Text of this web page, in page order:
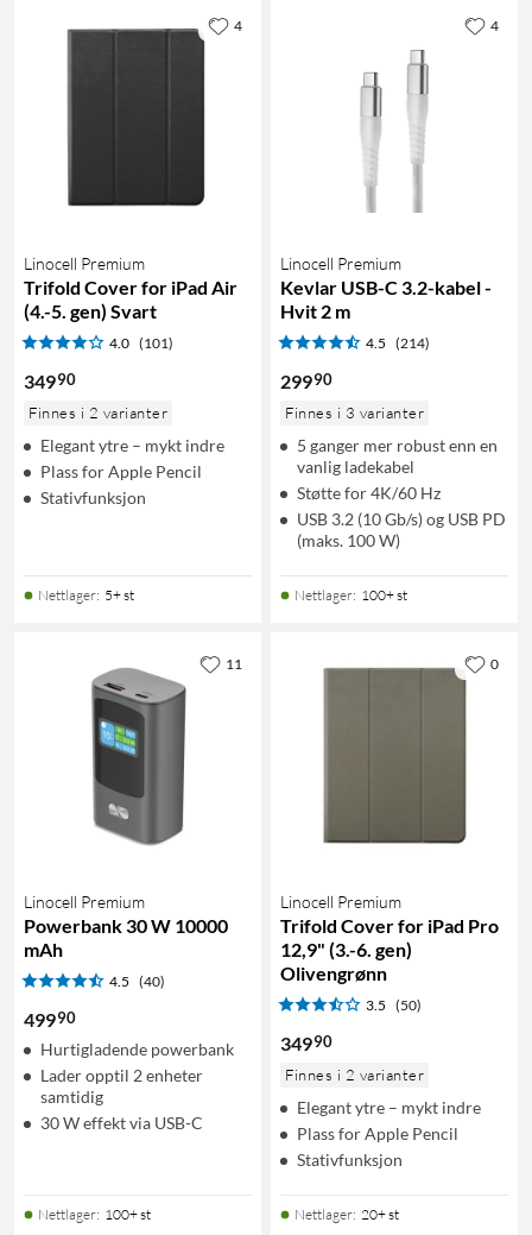
Linocell Premium
Trifold Cover for iPad Air
(4.-5. gen) Svart
4.0 (101)
34990
Finnes i 2 varianter
Elegant ytre – mykt indre
Plass for Apple Pencil
Stativfunksjon
Nettlager: 5+ st
4
Linocell Premium
Kevlar USB-C 3.2-kabel -
Hvit 2 m
4.5 (214)
29990
Finnes i 3 varianter
5 ganger mer robust enn en
vanlig ladekabel
Støtte for 4K/60 Hz
USB 3.2 (10 Gb/s) og USB PD
(maks. 100 W)
Nettlager: 100+ st
4
Linocell Premium
Powerbank 30 W 10000
mAh
4.5 (40)
49990
Hurtigladende powerbank
Lader opptil 2 enheter
samtidig
30 W effekt via USB-C
Nettlager: 100+ st
11
Linocell Premium
Trifold Cover for iPad Pro
12,9" (3.-6. gen)
Olivengrønn
3.5 (50)
34990
Finnes i 2 varianter
Elegant ytre – mykt indre
Plass for Apple Pencil
Stativfunksjon
Nettlager: 20+ st
0